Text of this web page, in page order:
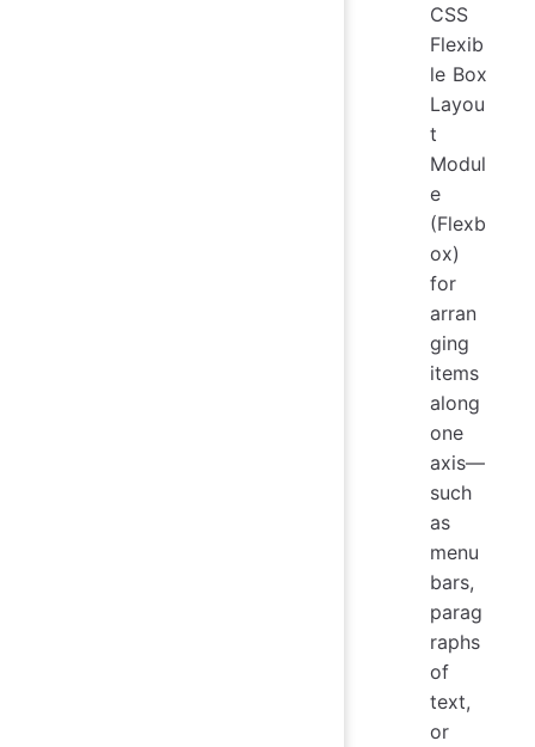
CSS
Flexib
le Box
Layou
t
Modul
e
(Flexb
ox)
for
arran
ging
items
along
one
axis—
such
as
menu
bars,
parag
raphs
of
text,
or